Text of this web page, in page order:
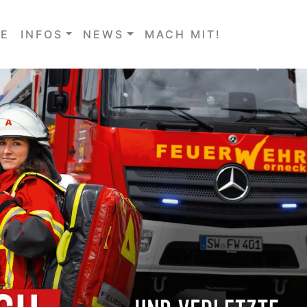
INFOS NEWS MACH MIT!